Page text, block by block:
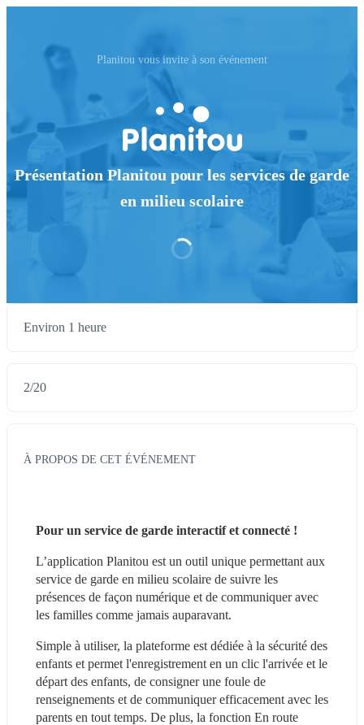
Planitou vous invite à son événement
Présentation Planitou pour les services de garde
en milieu scolaire
Environ 1 heure
2/20
À PROPOS DE CET ÉVÉNEMENT
Pour un service de garde interactif et connecté !
L’application Planitou est un outil unique permettant aux
service de garde en milieu scolaire de suivre les
présences de façon numérique et de communiquer avec
les familles comme jamais auparavant.
Simple à utiliser, la plateforme est dédiée à la sécurité des
enfants et permet l'enregistrement en un clic l'arrivée et le
départ des enfants, de consigner une foule de
renseignements et de communiquer efficacement avec les
parents en tout temps. De plus, la fonction En route